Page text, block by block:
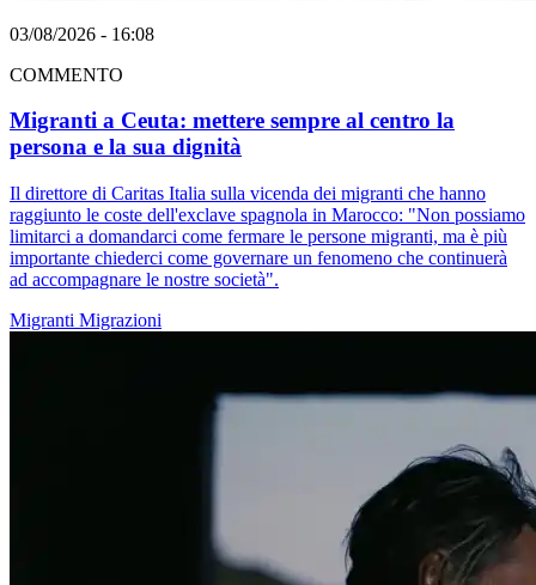
03/08/2026 - 16:08
COMMENTO
Migranti a Ceuta: mettere sempre al centro la
persona e la sua dignità
Il direttore di Caritas Italia sulla vicenda dei migranti che hanno
raggiunto le coste dell'exclave spagnola in Marocco: "Non possiamo
limitarci a domandarci come fermare le persone migranti, ma è più
importante chiederci come governare un fenomeno che continuerà
ad accompagnare le nostre società".
Migranti Migrazioni